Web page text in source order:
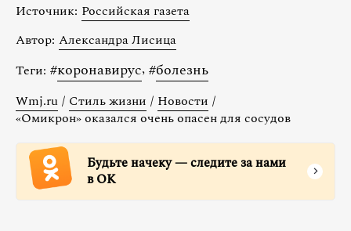
Источник: Российская газета
Автор: Александра Лисица
Теги: #коронавирус, #болезнь
Wmj.ru / Стиль жизни / Новости /
«Омикрон» оказался очень опасен для сосудов
Будьте начеку — следите за нами
в ОК